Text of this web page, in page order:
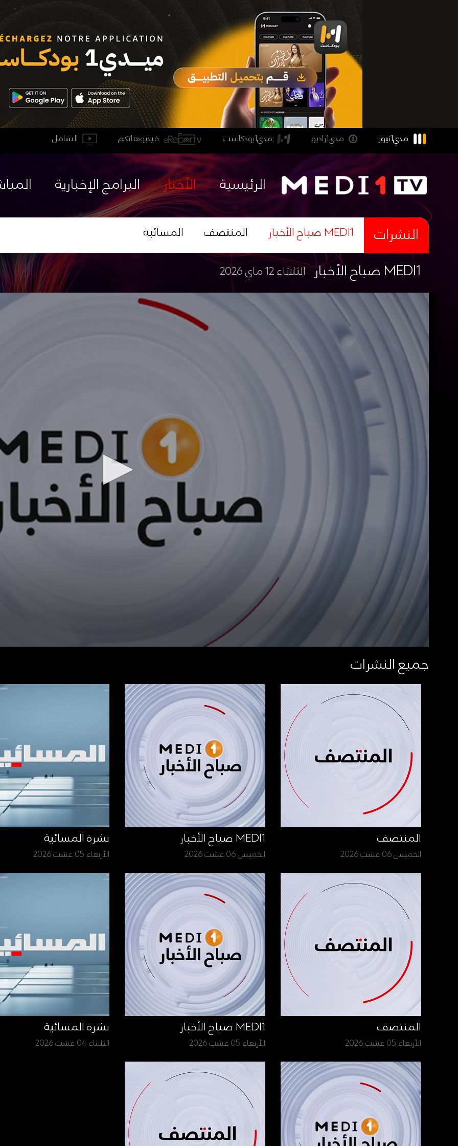
الشامل فيديوهاتكم مدي1بودكاست مدي1راديو مدي1نيوز
البرامج الإخبارية الأخبار الرئيسية
المسائية المنتصف صباح الأخبار MEDI1 النشرات
الثلاثاء 12 ماي 2026 صباح الأخبار MEDI1
شاهد الفيديو
جميع النشرات
المنتصف
الخميس 06 غشت 2026
MEDI1 صباح الأخبار
الخميس 06 غشت 2026
نشرة المسائية
الأربعاء 05 غشت 2026
المنتصف
الأربعاء 05 غشت 2026
MEDI1 صباح الأخبار
الأربعاء 05 غشت 2026
نشرة المسائية
الثلاثاء 04 غشت 2026